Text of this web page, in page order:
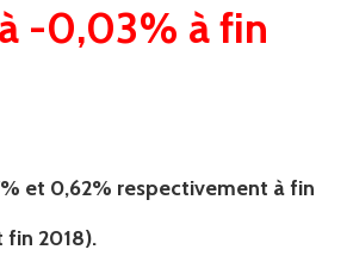
-0,03% à fin
et 0,62% respectivement à fin
fin 2018).